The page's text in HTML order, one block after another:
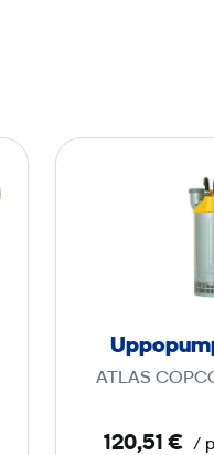
ATLAS
120,51 € /